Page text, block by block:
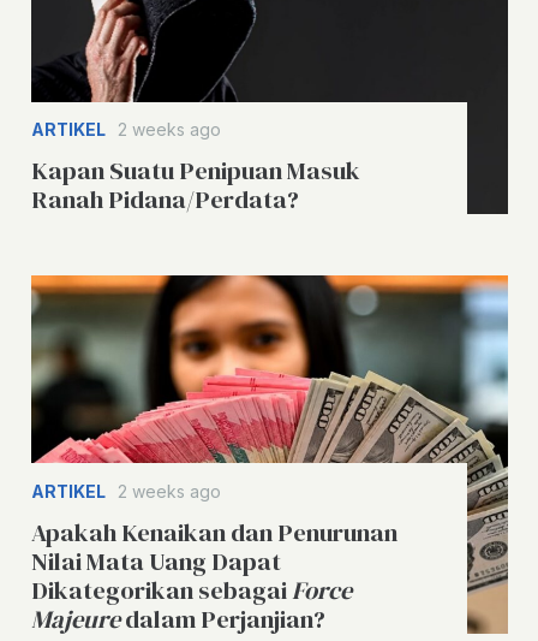
ARTIKEL 2 weeks ago
Kapan Suatu Penipuan Masuk
Ranah Pidana/Perdata?
ARTIKEL 2 weeks ago
Apakah Kenaikan dan Penurunan
Nilai Mata Uang Dapat
Dikategorikan sebagaiForce
Majeuredalam Perjanjian?